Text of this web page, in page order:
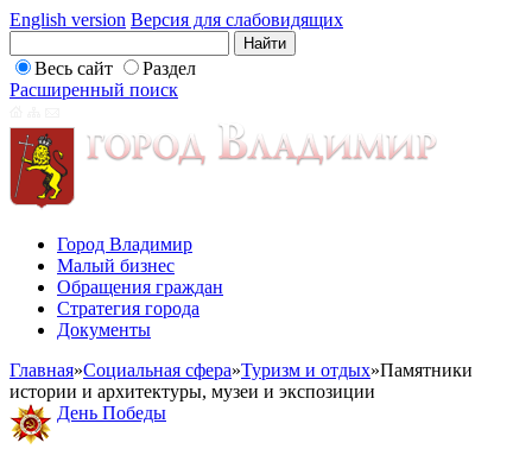
English version Версия для слабовидящих
Весь сайт
Раздел
Расширенный поиск
Город Владимир
Малый бизнес
Обращения граждан
Стратегия города
Документы
Главная»Социальная сфера»Туризм и отдых»Памятники
истории и архитектуры, музеи и экспозиции
День Победы